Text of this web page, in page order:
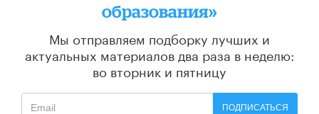
образования»
Мы отправляем подборку лучших и
актуальных материалов два раза в неделю:
во вторник и пятницу
ПОДПИСАТЬСЯ